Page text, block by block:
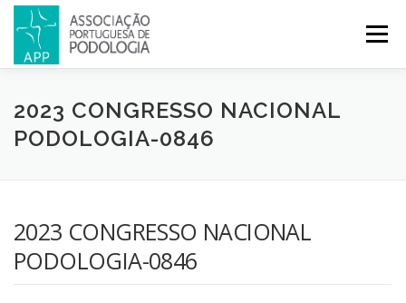
Menu
APP PODOLOGIA LICENCIATURA EM PODOLOGIA
CONGRESSOS REVISTA CONTACTOS
2023 CONGRESSO NACIONAL
PODOLOGIA-0846
2023 CONGRESSO NACIONAL
PODOLOGIA-0846